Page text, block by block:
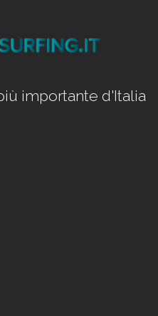
importante d'Italia